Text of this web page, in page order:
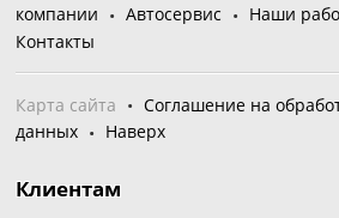
компании
Автосервис Наши
Контакты
Карта сайта
Соглашение на
данных
Наверх
Клиентам